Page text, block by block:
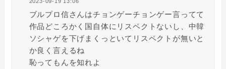
ブルプロ信さんはチョンゲーチョンゲー言ってて
作品どころかく国自体にリスペクトないし、中韓
ソシャゲを下げまくっといてリスペクトが無いと
か良く言えるね
恥ってもんを知れよ